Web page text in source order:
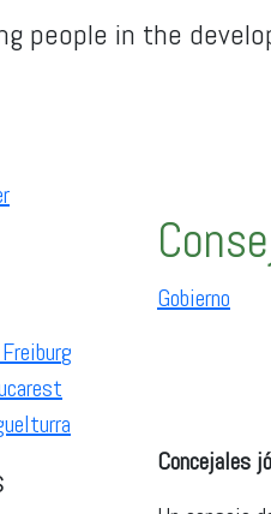
people in the
Gobierno
Concejales